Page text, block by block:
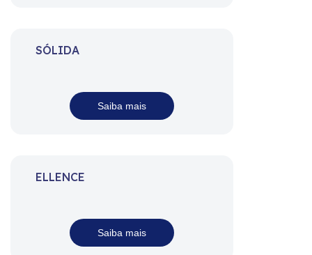
SÓLIDA
Saiba mais
ELLENCE
Saiba mais